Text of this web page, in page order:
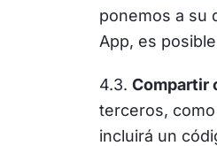
ponemos a su
App, es
4.3. Compartir
terceros, como
incluirá un